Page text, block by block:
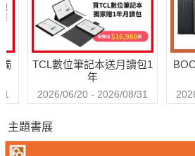
◎大師練習曲：大師練習曲：完整你的
在西方音樂史上被稱為「天使號角」的
要是經由嘴唇振動，透過號嘴發出共鳴
鳴聲響放大化；共有七的隱形把位，每一
TCL數位筆記本送月讀包1
年
2026/06/20 - 2026/08/31
主題書展